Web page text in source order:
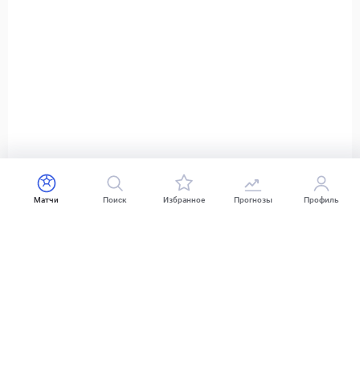
Матчи Поиск Избранное Прогнозы Профиль